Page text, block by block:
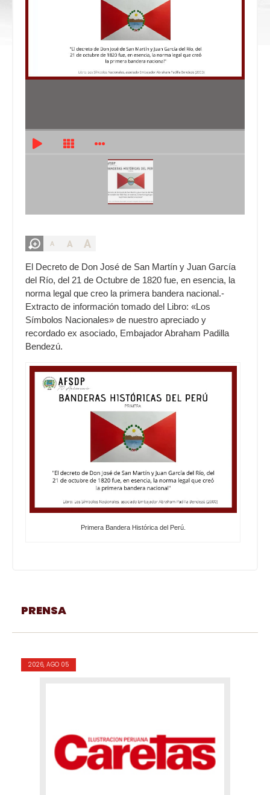
A A A
El Decreto de Don José de San Martín y Juan García
del Río, del 21 de Octubre de 1820 fue, en esencia, la
norma legal que creo la primera bandera nacional.-
Extracto de información tomado del Libro: «Los
Símbolos Nacionales» de nuestro apreciado y
recordado ex asociado, Embajador Abraham Padilla
Bendezú.
Primera Bandera Histórica del Perú.
PRENSA
2026, AGO 05